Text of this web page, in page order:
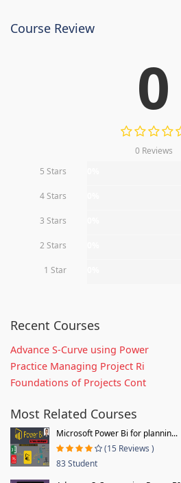
Course Review
0
0 Reviews
5 Stars
4 Stars
3 Stars
2 Stars
1 Star
Recent Courses
Advance S-Curve using Power
Practice Managing Project Ri
Foundations of Projects Cont
Most Related Courses
Microsoft Power Bi for plannin...
(15 Reviews )
83 Student